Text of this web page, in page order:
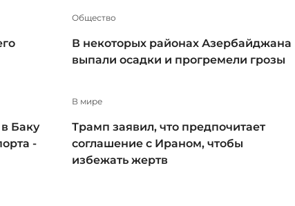
Общество
В некоторых районах Азербайджана
выпали осадки и прогремели грозы
Баку
-
В мире
Трамп заявил, что предпочитает
соглашение с Ираном, чтобы
избежать жертв